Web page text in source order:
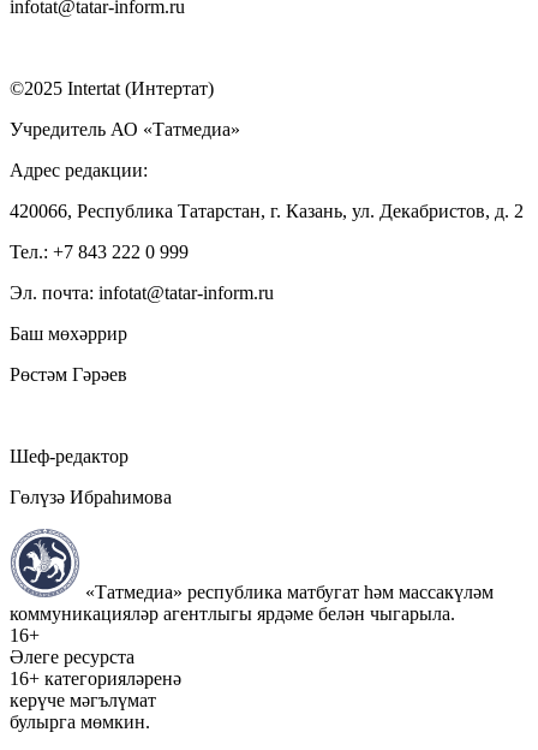
infotat@tatar-inform.ru
©2025 Intertat (Интертат)
Учредитель АО «Татмедиа»
Адрес редакции:
420066, Республика Татарстан, г. Казань, ул. Декабристов, д. 2
Тел.: +7 843 222 0 999
Эл. почта: infotat@tatar-inform.ru
Баш мөхәррир
Рөстәм Гәрәев
Шеф-редактор
Гөлүзә Ибраһимова
«Татмедиа» республика матбугат һәм массакүләм
коммуникацияләр агентлыгы ярдәме белән чыгарыла.
16+
Әлеге ресурста
16+ категорияләренә
керүче мәгълүмат
булырга мөмкин.